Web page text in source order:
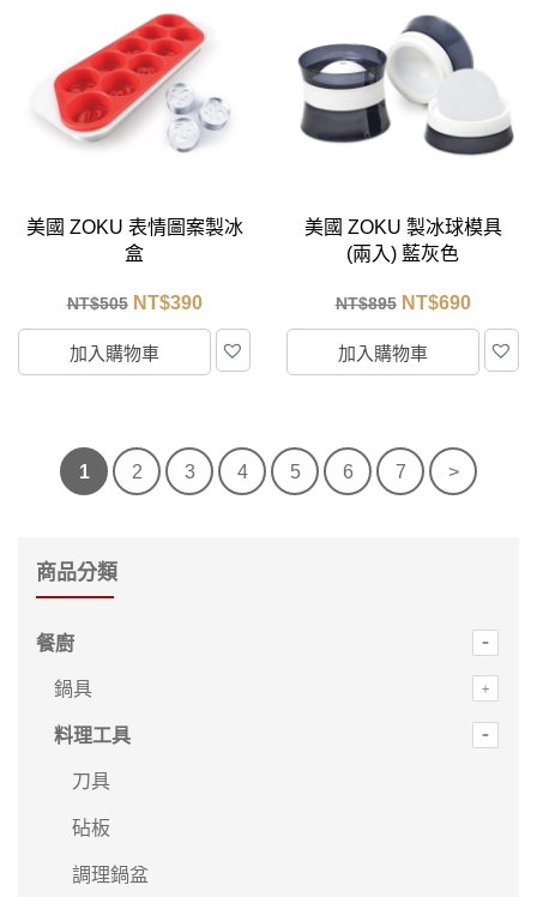
美國 ZOKU 表情圖案製冰
盒
NT$505 NT$390
加入購物車
美國 ZOKU 製冰球模具
(兩入) 藍灰色
NT$895 NT$690
加入購物車
1 2 3 4 5 6 7 >
商品分類
餐廚
鍋具
料理工具
刀具
砧板
調理鍋盆